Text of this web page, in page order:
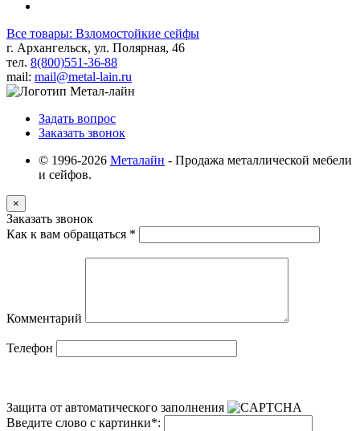
Все товары: Взломостойкие сейфы
г. Архангельск, ул. Полярная, 46
тел. 8(800)551-36-88
mail: mail@metal-lain.ru
Задать вопрос
Заказать звонок
© 1996-2026 Металайн - Продажа металлической мебели
и сейфов.
×
Заказать звонок
Как к вам обращаться *
Комментарий
Телефон
Защита от автоматического заполнения
Введите слово с картинки*: